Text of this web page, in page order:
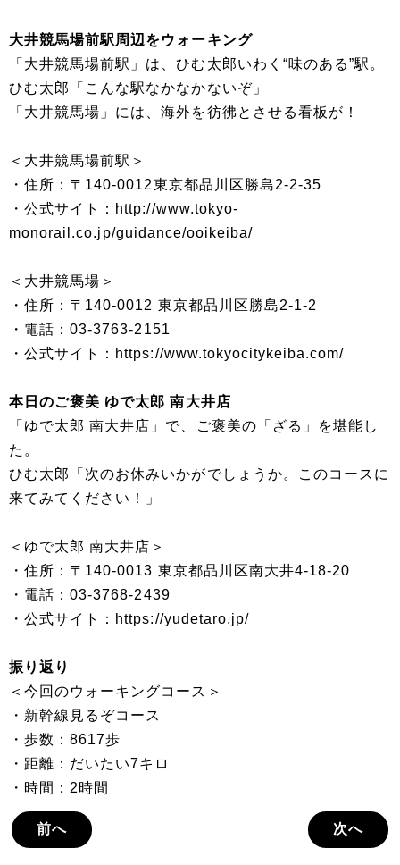
大井競馬場前駅周辺をウォーキング
「大井競馬場前駅」は、ひむ太郎いわく“味のある”駅。
ひむ太郎「こんな駅なかなかないぞ」
「大井競馬場」には、海外を彷彿とさせる看板が！
＜大井競馬場前駅＞
・住所：〒140-0012東京都品川区勝島2-2-35
・公式サイト：http://www.tokyo-
monorail.co.jp/guidance/ooikeiba/
＜大井競馬場＞
・住所：〒140-0012 東京都品川区勝島2-1-2
・電話：03-3763-2151
・公式サイト：https://www.tokyocitykeiba.com/
本日のご褒美 ゆで太郎 南大井店
「ゆで太郎 南大井店」で、ご褒美の「ざる」を堪能し
た。
ひむ太郎「次のお休みいかがでしょうか。このコースに
来てみてください！」
＜ゆで太郎 南大井店＞
・住所：〒140-0013 東京都品川区南大井4-18-20
・電話：03-3768-2439
・公式サイト：https://yudetaro.jp/
振り返り
＜今回のウォーキングコース＞
・新幹線見るぞコース
・歩数：8617歩
・距離：だいたい7キロ
・時間：2時間
前へ 次へ